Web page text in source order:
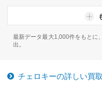
最新データ最大1,000件をもとに
出。
チェロキーの詳しい買